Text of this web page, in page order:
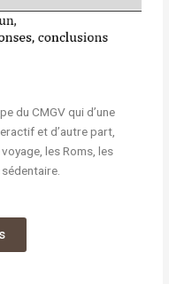
du CMGV qui d’une
et d’autre part,
les Roms, les